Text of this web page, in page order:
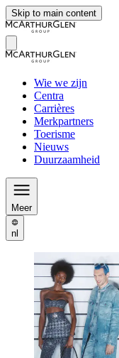
Skip to main content
Wie we zijn
Centra
Carrières
Merkpartners
Toerisme
Nieuws
Duurzaamheid
Meer
nl